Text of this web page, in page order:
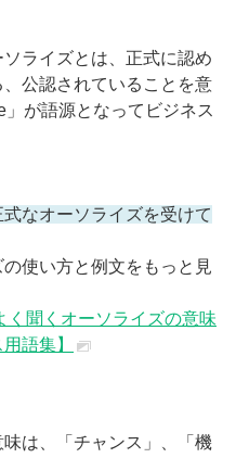
ライズとは、正式に認め
公認されていることを意
が語源となってビジネス
なオーソライズを受けて
使い方と例文をもっと見
く聞くオーソライズの意味
語集】
味は、「チャンス」、「機